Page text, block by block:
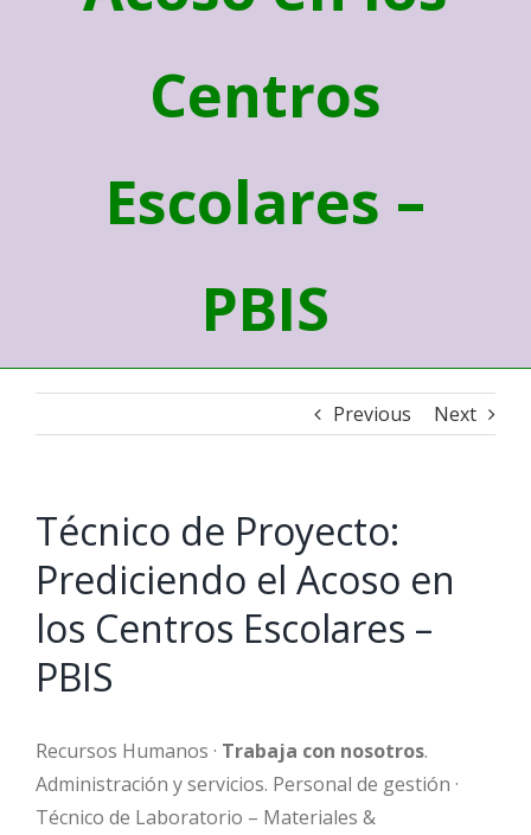
Centros
Escolares –
PBIS
Previous Next
Técnico de Proyecto:
Prediciendo el Acoso en
los Centros Escolares –
PBIS
Recursos Humanos · Trabaja con nosotros.
Administración y servicios. Personal de gestión ·
Técnico de Laboratorio – Materiales &